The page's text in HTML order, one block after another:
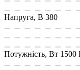
Напруга, В 380
Потужність, Вт 1500